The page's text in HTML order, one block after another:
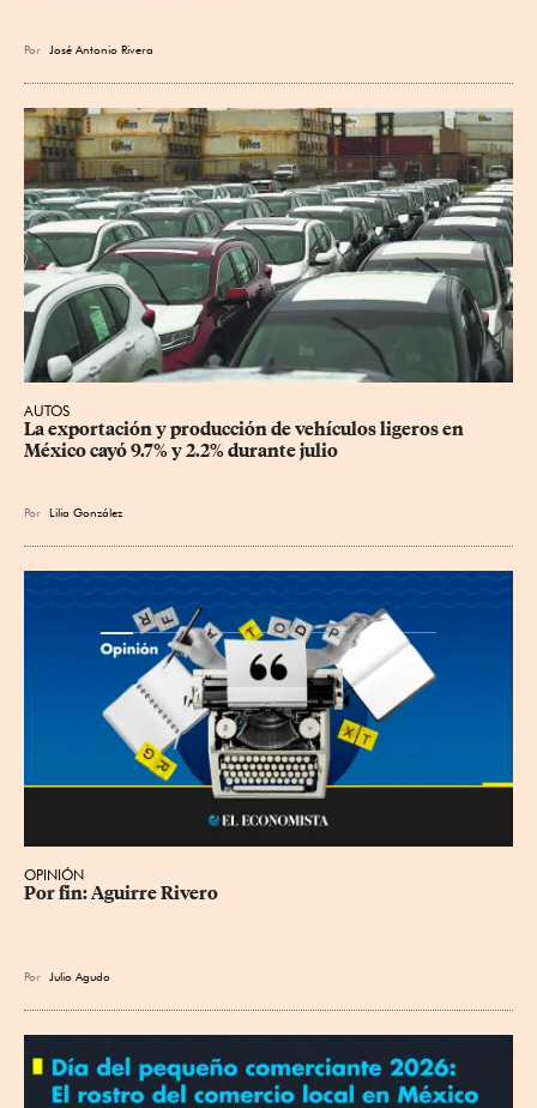
Por José Antonio Rivera
AUTOS
La exportación y producción de vehículos ligeros en
México cayó 9.7% y 2.2% durante julio
Por Lilia González
OPINIÓN
Por fin: Aguirre Rivero
Por Julio Agudo